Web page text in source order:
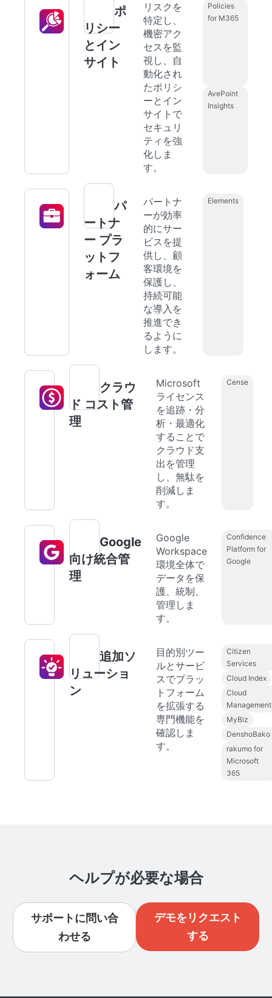
ポ
リシー
とイン
サイト
リスクを
特定し、
機密アク
セスを監
視し、自
動化され
たポリシ
ーとイン
サイトで
セキュリ
ティを強
化しま
す。
Policies
for M365
AvePoint
Insights
パ
ートナ
ー プラ
ットフ
ォーム
パートナ
ーが効率
的にサー
ビスを提
供し、顧
客環境を
保護し、
持続可能
な導入を
推進でき
るように
します。
Elements
クラウ
ド コスト管
理
Microsoft
ライセンス
を追跡・分
析・最適化
することで
クラウド支
出を管理
し、無駄を
削減しま
す。
Cense
Google
向け統合管
理
Google
Workspace
環境全体で
データを保
護、統制、
管理しま
す。
Confidence
Platform for
Google
追加ソ
リューショ
ン
目的別ツー
ルとサービ
スでプラッ
トフォーム
を拡張する
専門機能を
確認しま
す。
Citizen
Services
Cloud Index
Cloud
Management
MyBiz
DenshoBako
rakumo for
Microsoft
365
ヘルプが必要な場合
サポートに問い合
わせる
デモをリクエスト
する